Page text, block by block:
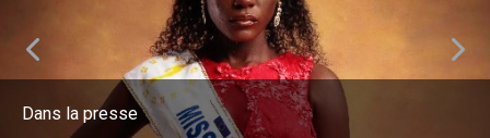
Dans la presse